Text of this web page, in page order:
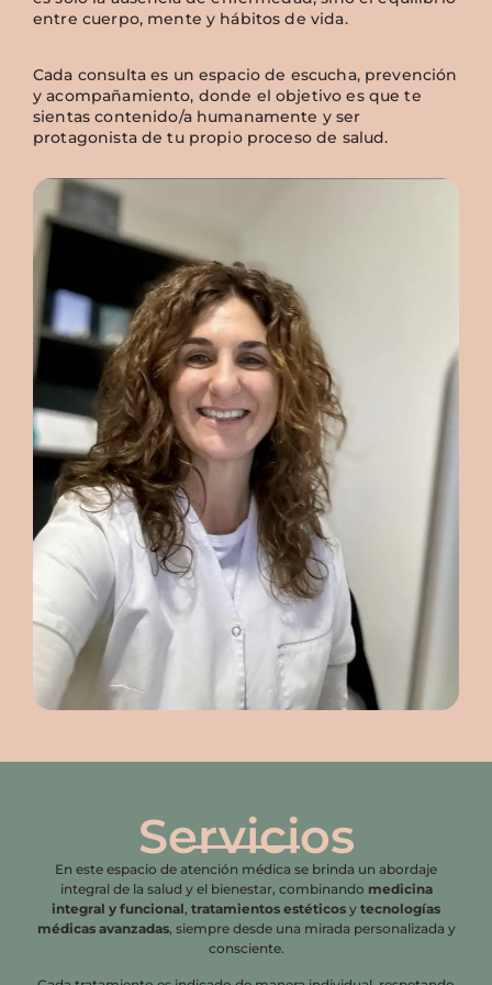
entre cuerpo, mente y hábitos de vida.
Cada consulta es un espacio de escucha, prevención
y acompañamiento, donde el objetivo es que te
sientas contenido/a humanamente y ser
protagonista de tu propio proceso de salud.
Servicios
En este espacio de atención médica se brinda un abordaje
integral de la salud y el bienestar, combinando medicina
integral y funcional, tratamientos estéticos y tecnologías
médicas avanzadas, siempre desde una mirada personalizada y
consciente.